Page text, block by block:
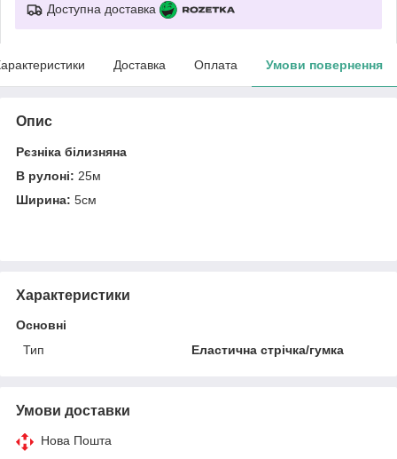
Доступна доставка
Доставка Оплата Умови повернення
Опис
Рєзніка білизняна
В рулоні: 25м
Ширина: 5см
Характеристики
Основні
Тип
Еластична стрічка/гумка
Умови доставки
Нова Пошта